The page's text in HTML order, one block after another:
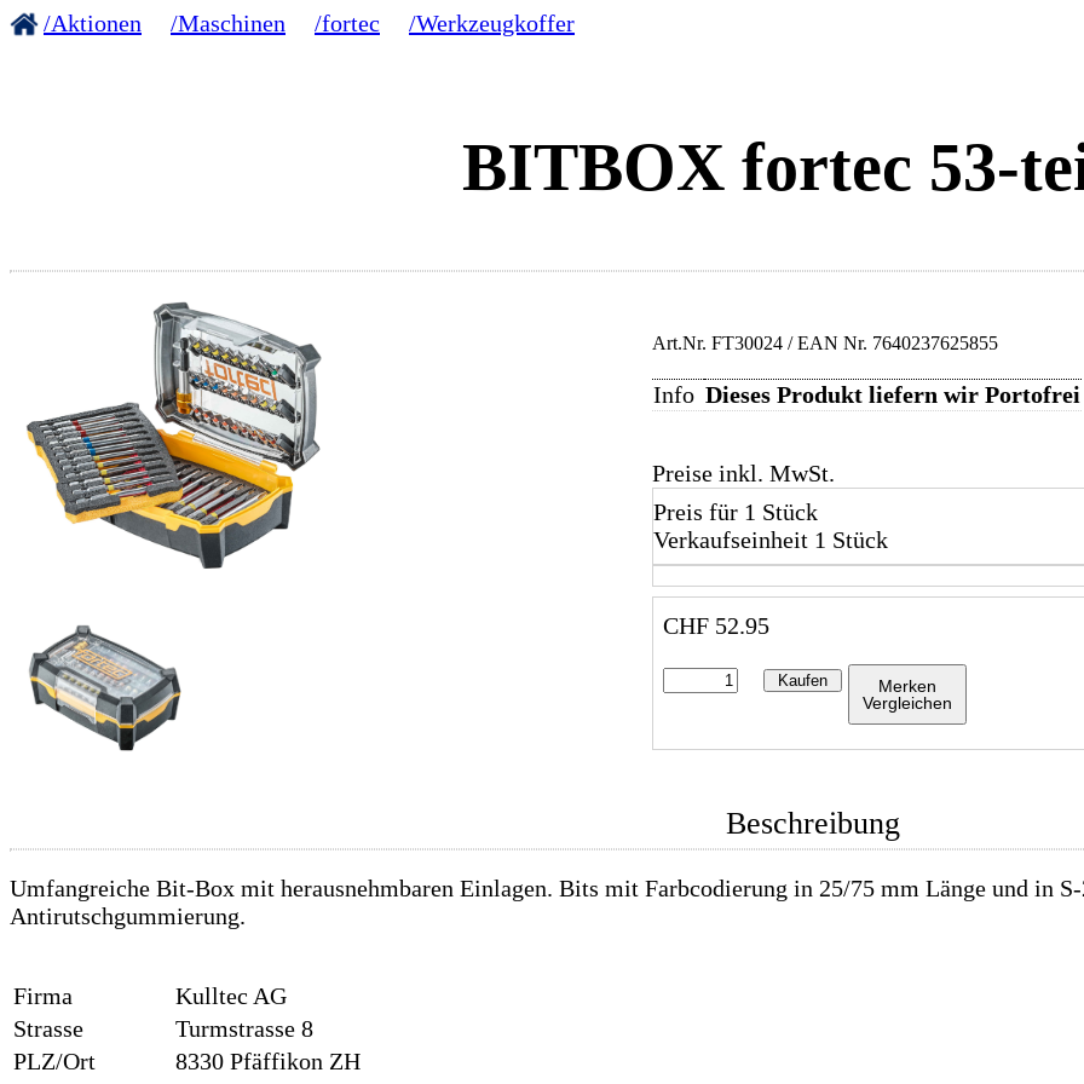
/Aktionen /Maschinen /fortec /Werkzeugkoffer
BITBOX fortec 53-
Art.Nr.FT30024 / EAN Nr. 7640237625855
Info Dieses Produkt liefern wir Portofrei
Preise inkl. MwSt.
Preis für 1 Stück
Verkaufseinheit 1 Stück
CHF 52.95
Kaufen
Merken
Vergleichen
Beschreibung
Umfangreiche Bit-Box mit herausnehmbaren Einlagen. Bits mit Farbcodierung in 25/75 mm Länge und in
Antirutschgummierung.
Firma
Kulltec AG
Strasse
Turmstrasse 8
PLZ/Ort
8330 Pfäffikon ZH